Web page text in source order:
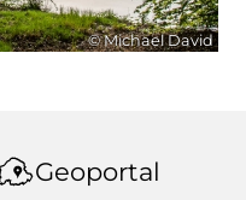
© Michael David
Geoportal